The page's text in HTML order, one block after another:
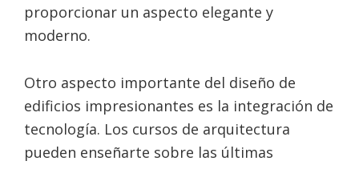
proporcionar un aspecto elegante y
moderno.
Otro aspecto importante del diseño de
edificios impresionantes es la integración de
tecnología. Los cursos de arquitectura
pueden enseñarte sobre las últimas